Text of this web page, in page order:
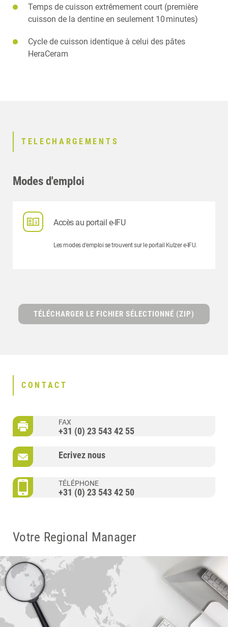
Temps de cuisson extrêmement court (première
cuisson de la dentine en seulement 10 minutes)
Cycle de cuisson identique à celui des pâtes
HeraCeram
TELECHARGEMENTS
Modes d'emploi
Accès au portail e-IFU
Les modes d'emploi se trouvent sur le portail Kulzer e-IFU.
TÉLÉCHARGER LE FICHIER SÉLECTIONNÉ (ZIP)
CONTACT
FAX
+31 (0) 23 543 42 55
Ecrivez nous
TÉLÉPHONE
+31 (0) 23 543 42 50
Votre Regional Manager